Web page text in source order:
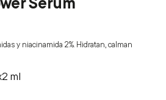
y niacinamida 2%. Hidratan, calman
ml